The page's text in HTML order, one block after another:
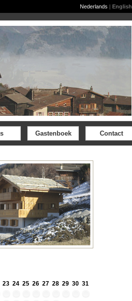
Nederlands | English
Gastenboek Contact
23 24 25 26 27 28 29 30 31